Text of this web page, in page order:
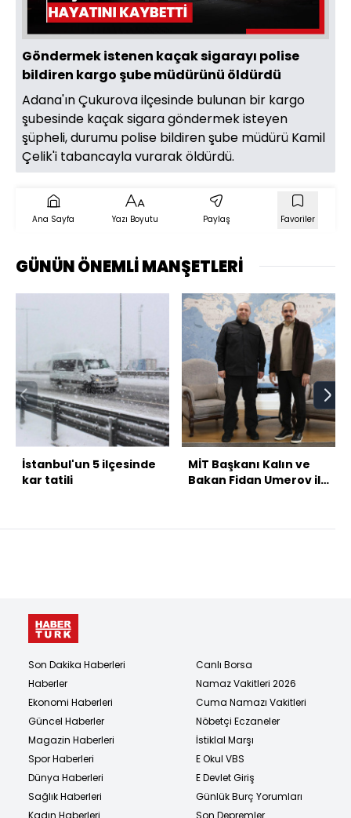
Göndermek istenen kaçak sigarayı polise
bildiren kargo şube müdürünü öldürdü
Adana'ın Çukurova ilçesinde bulunan bir kargo
şubesinde kaçak sigara göndermek isteyen
şüpheli, durumu polise bildiren şube müdürü Kamil
Çelik'i tabancayla vurarak öldürdü.
Ana Sayfa Yazı Boyutu Paylaş Favoriler
GÜNÜN ÖNEMLİ MANŞETLERİ
İstanbul'un 5 ilçesinde
kar tatili
MİT Başkanı Kalın ve
Bakan Fidan Umerov ile
Son Dakika Haberleri
Haberler
Ekonomi Haberleri
Güncel Haberler
Magazin Haberleri
Spor Haberleri
Dünya Haberleri
Sağlık Haberleri
Kadın Haberleri
Canlı Borsa
Namaz Vakitleri 2026
Cuma Namazı Vakitleri
Nöbetçi Eczaneler
İstiklal Marşı
E Okul VBS
E Devlet Giriş
Günlük Burç Yorumları
Son Depremler